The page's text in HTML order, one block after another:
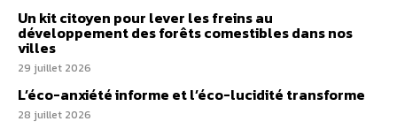
Un kit citoyen pour lever les freins au
développement des forêts comestibles dans nos
villes
29 juillet 2026
L’éco-anxiété informe et l’éco-lucidité transforme
28 juillet 2026